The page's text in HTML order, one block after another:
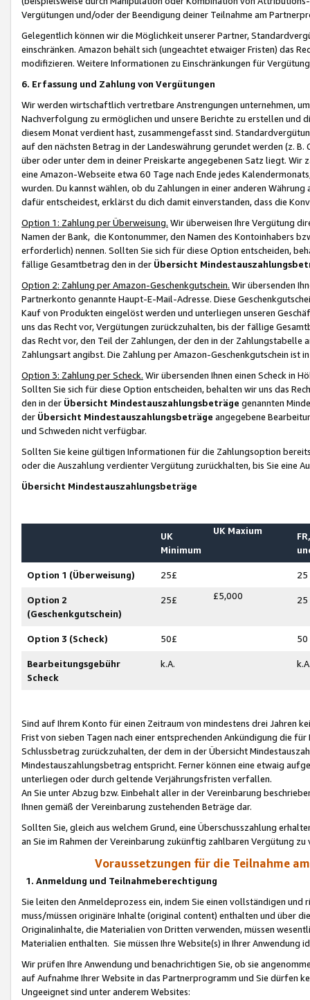
Vergütungen und/oder der Beendigung deiner Teilnahme am
Gelegentlich können wir die Möglichkeit unserer Partner,
einschränken. Amazon behält sich (ungeachtet etwaiger Fristen) das
modifizieren. Weitere Informationen zu Einschränkungen für
6. Erfassung und Zahlung von Vergütungen
Wir werden wirtschaftlich vertretbare Anstrengungen unternehmen,
Nachverfolgung zu ermöglichen und unsere Berichte zu erstellen und
diesem Monat verdient hast, zusammengefasst sind.
auf den nächsten Betrag in der Landeswährung gerundet werden (z.
über oder unter dem in deiner Preiskarte angegebenen Satz liegt.
eine Amazon-Webseite etwa 60 Tage nach Ende jedes
wurden. Du kannst wählen, ob du Zahlungen in einer anderen
dafür entscheidest, erklärst du dich damit einverstanden, dass die
Option 1: Zahlung per Überweisung. Wir überweisen Ihre Vergütung
Namen der Bank, die Kontonummer, den Namen des Kontoinhabers
erforderlich) nennen. Sollten Sie sich für diese Option entscheiden,
fällige Gesamtbetrag den in der Übersicht
Option 2: Zahlung per Amazon-Geschenkgutschein. Wir übersenden
Partnerkonto genannte Haupt-E-Mail-Adresse. Diese
Kauf von Produkten eingelöst werden und unterliegen unseren
uns das Recht vor, Vergütungen zurückzuhalten, bis der fällige
das Recht vor, den Teil der Zahlungen, der den in der
Zahlungsart angibst. Die Zahlung per Amazon-Geschenkgutschein ist
Option 3: Zahlung per Scheck. Wir übersenden Ihnen einen Scheck in
Sollten Sie sich für diese Option entscheiden, behalten wir uns das
den in der Übersicht Mindestauszahlungsbeträge genannten
der Übersicht Mindestauszahlungsbeträge angegebene
und Schweden nicht verfügbar.
Sollten Sie keine gültigen Informationen für die Zahlungsoption
oder die Auszahlung verdienter Vergütung zurückhalten, bis Sie
Übersicht Mindestauszahlungsbeträge
UK
Minimum
UK Maxium
Option 1 (Überweisung) 25£ 25
Option 2
(Geschenkgutschein)
25£ £5,000 25
Option 3 (Scheck) 50£ 50
Bearbeitungsgebühr
Scheck
k.A.
Sind auf Ihrem Konto für einen Zeitraum von mindestens drei Jahren
Frist von sieben Tagen nach einer entsprechenden Ankündigung die
Schlussbetrag zurückzuhalten, der dem in der Übersicht
Mindestauszahlungsbetrag entspricht. Ferner können eine etwaig
unterliegen oder durch geltende Verjährungsfristen verfallen.
An Sie unter Abzug bzw. Einbehalt aller in der Vereinbarung
Ihnen gemäß der Vereinbarung zustehenden Beträge dar.
Sollten Sie, gleich aus welchem Grund, eine Überschusszahlung
an Sie im Rahmen der Vereinbarung zukünftig zahlbaren Vergütung zu
Voraussetzungen für die Teilnahme
1. Anmeldung und Teilnahmeberechtigung
Sie leiten den Anmeldeprozess ein, indem Sie einen vollständigen
muss/müssen originäre Inhalte (original content) enthalten und über
Originalinhalte, die Materialien von Dritten verwenden, müssen
Materialien enthalten. Sie müssen Ihre Website(s) in Ihrer Anwendung
Wir prüfen Ihre Anwendung und benachrichtigen Sie, ob sie
auf Aufnahme Ihrer Website in das Partnerprogramm und Sie dürfen
Ungeeignet sind unter anderem Websites: